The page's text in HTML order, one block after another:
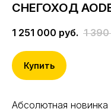
СНЕГОХОД
1 251 000 руб. 1
Купить
Абсолютная новинка